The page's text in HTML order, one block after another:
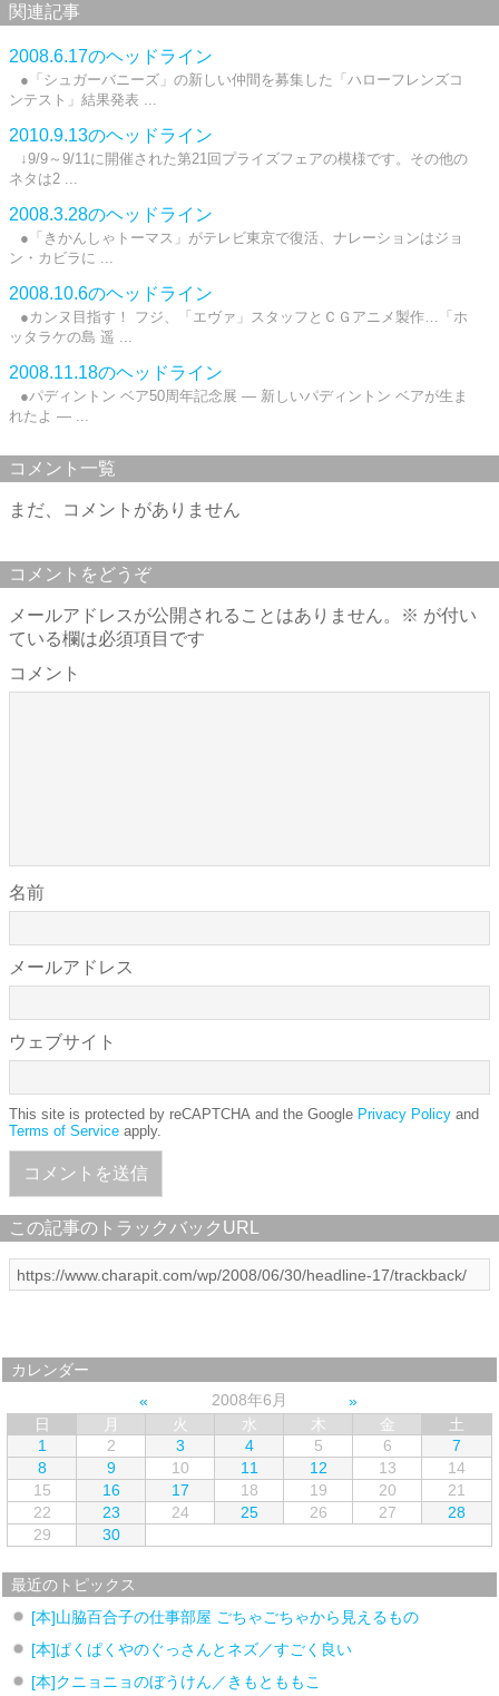
関連記事
2008.6.17のヘッドライン
●「シュガーバニーズ」の新しい仲間を募集した「ハローフレンズコ
ンテスト」結果発表 ...
2010.9.13のヘッドライン
↓9/9～9/11に開催された第21回プライズフェアの模様です。その他の
ネタは2 ...
2008.3.28のヘッドライン
●「きかんしゃトーマス」がテレビ東京で復活、ナレーションはジョ
ン・カビラに ...
2008.10.6のヘッドライン
●カンヌ目指す！ フジ、「エヴァ」スタッフとＣＧアニメ製作…「ホ
ッタラケの島 遥 ...
2008.11.18のヘッドライン
●パディントン ベア50周年記念展 ― 新しいパディントン ベアが生ま
れたよ ― ...
コメント一覧
まだ、コメントがありません
コメントをどうぞ
メールアドレスが公開されることはありません。 ※ が付い
ている欄は必須項目です
コメント
名前
メールアドレス
ウェブサイト
This site is protected by reCAPTCHA and the Google Privacy Policy and
Terms of Service apply.
この記事のトラックバックURL
カレンダー
2008年6月
日
月 火 水 木 金
土
1
2 3 4 5 6
7
8
9 10 11 12 13
14
15
16 17 18 19 20
21
22
23 24 25 26 27
28
29
30
最近のトピックス
[本]山脇百合子の仕事部屋 ごちゃごちゃから見えるもの
[本]ぱくぱくやのぐっさんとネズ／すごく良い
[本]クニョニョのぼうけん／きもとももこ